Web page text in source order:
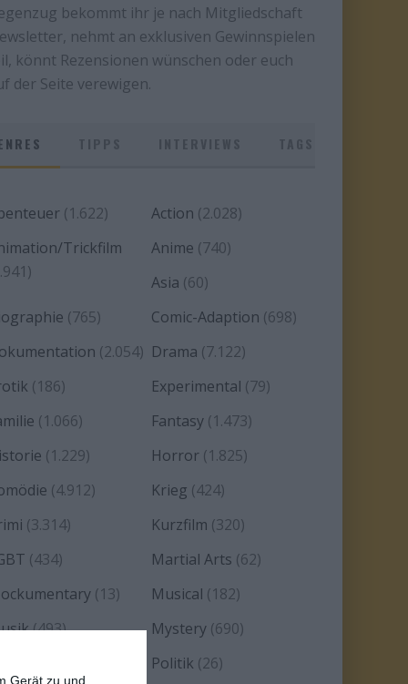
Gerät zu und
bekommt ihr je nach Mitgliedschaft
nehmt an exklusiven Gewinnspielen
könnt Rezensionen wünschen oder euch
der Seite verewigen.
(1.622) Action (2.028)
Trickfilm
Anime (740)
Asia (60)
(765) Comic-Adaption (698)
(2.054) Drama (7.122)
(186) Experimental (79)
(1.066) Fantasy (1.473)
(1.229) Horror (1.825)
(4.912) Krieg (424)
(3.314) Kurzfilm (320)
(434) Martial Arts (62)
(13) Musical (182)
(493) Mystery (690)
Politik (26)